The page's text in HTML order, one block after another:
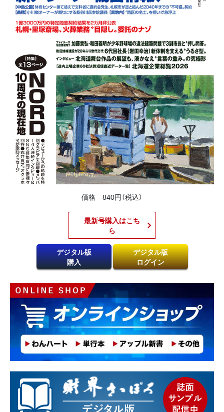
価格 840円（税込）
最新号購入はこち
ら​
デジタル版
購入
デジタル版
ログイン